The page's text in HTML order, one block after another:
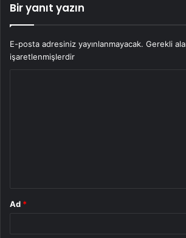
Bir yanıt yazın
E-posta adresiniz yayınlanmayacak. Gerekli
işaretlenmişlerdir
Ad *